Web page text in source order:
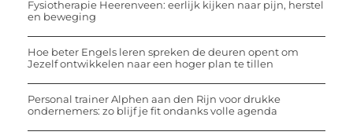
Fysiotherapie Heerenveen: eerlijk kijken naar pijn, herstel
en beweging
Hoe beter Engels leren spreken de deuren opent om
Jezelf ontwikkelen naar een hoger plan te tillen
Personal trainer Alphen aan den Rijn voor drukke
ondernemers: zo blijf je fit ondanks volle agenda